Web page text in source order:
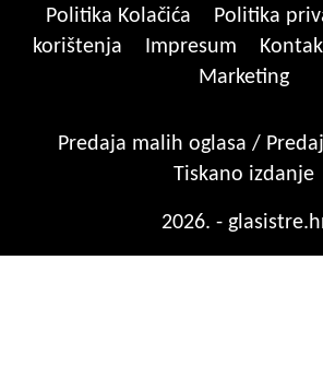
Politika Kolačića Politika
korištenja
Impresum
Marketing
Predaja malih oglasa /
Tiskano izdanje
2026. -